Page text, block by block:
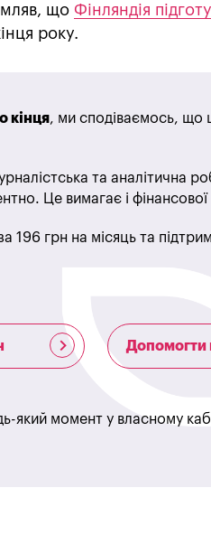
що Фінляндія
року.
кінця, ми сподіваємось, що
та аналітична
Це вимагає і
196 грн на місяць та
Допомогти
який момент у власному